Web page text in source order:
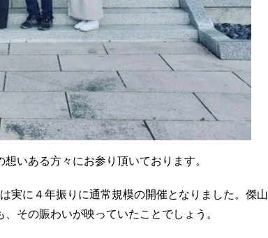
いある方々にお参り頂いております。
実に４年振りに通常規模の開催となりました。傑
その賑わいが映っていたことでしょう。